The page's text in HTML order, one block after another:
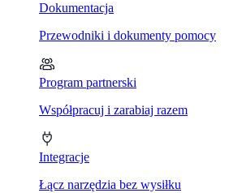
Dokumentacja
Przewodniki i dokumenty pomocy
Program partnerski
Współpracuj i zarabiaj razem
Integracje
Łącz narzędzia bez wysiłku